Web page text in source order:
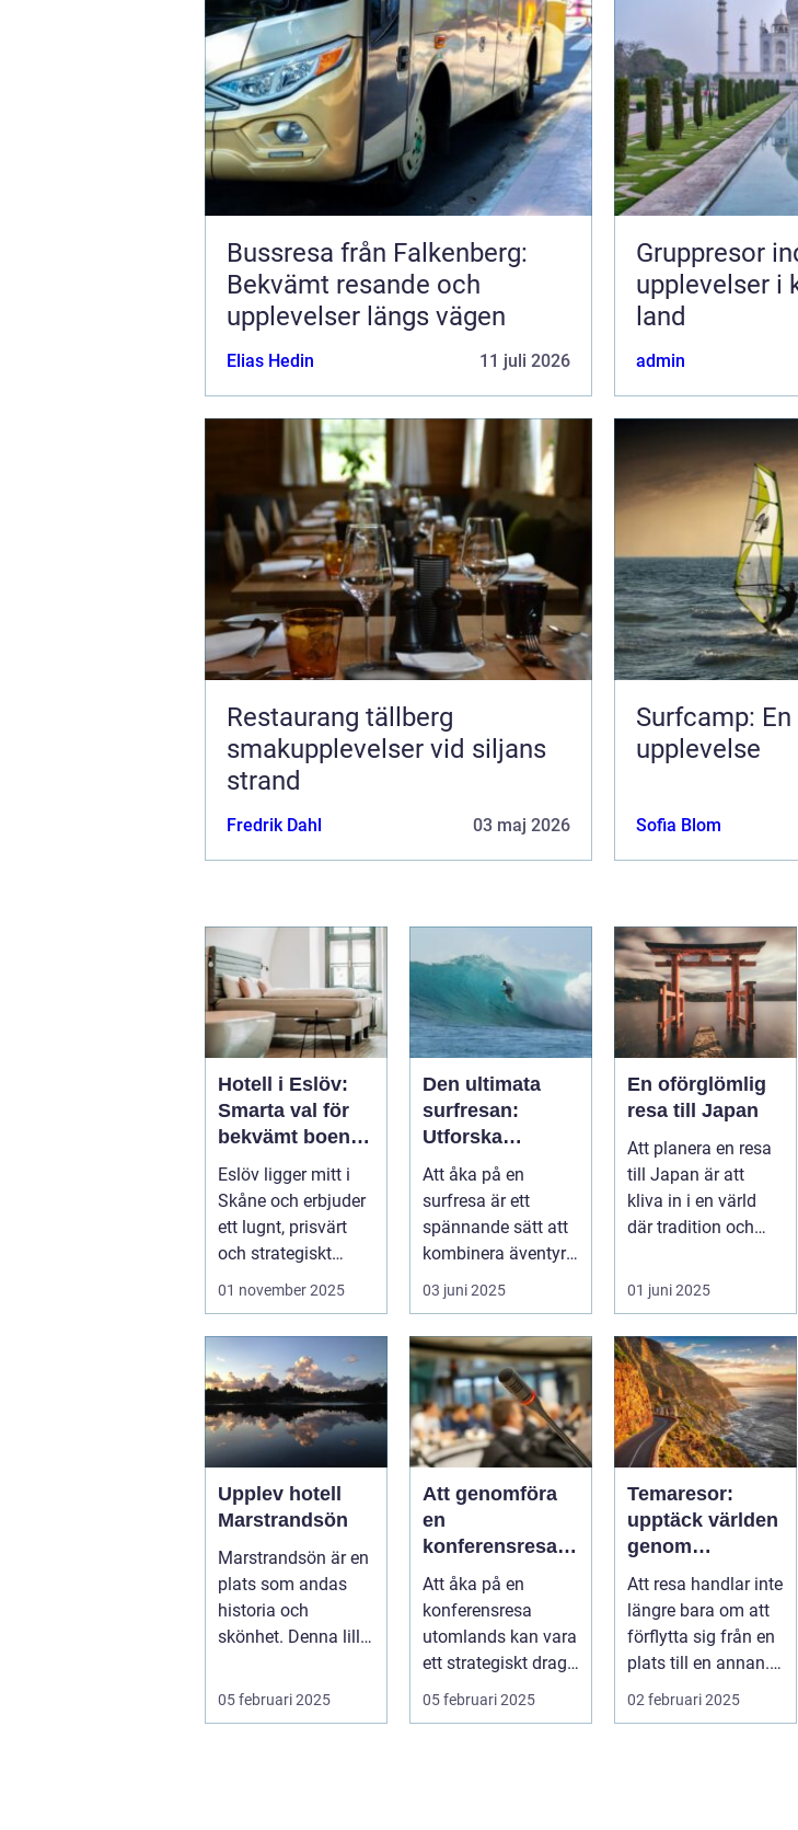
Bussresa från Falkenberg:
Bekvämt resande och
upplevelser längs vägen
Elias Hedin 11 juli 2026
Gruppresor
upplevelser i
land
admin
Restaurang tällberg
smakupplevelser vid siljans
strand
Fredrik Dahl 03 maj 2026
Surfcamp:
upplevelse
Sofia Blom
Hotell i Eslöv:
Smarta val för
bekvämt boende
i hjärtat av
Skåne
Eslöv ligger mitt i
Skåne och erbjuder
ett lugnt, prisvärt
och strategiskt
boendealt...
01 november 2025
Den ultimata
surfresan:
Utforska
vågorna och
upptäck
äventyret
Att åka på en
surfresa är ett
spännande sätt att
kombinera äventyr
o...
03 juni 2025
En oförglömlig
resa till Japan
Att planera en resa
till Japan är att
kliva in i en värld
där tradition och
01 juni 2025
Upplev hotell
Marstrandsön
Marstrandsön är en
plats som andas
historia och
skönhet. Denna lilla
05 februari 2025
Att genomföra
en
konferensresa
utomlands: En
möjlighet för
tillväxt och
samarbete
Att åka på en
konferensresa
utomlands kan vara
ett strategiskt drag
för företa...
05 februari 2025
Temaresor:
upptäck världen
genom
tematiska
upplevelser
Att resa handlar inte
längre bara om att
förflytta sig från en
plats till en annan.
02 februari 2025